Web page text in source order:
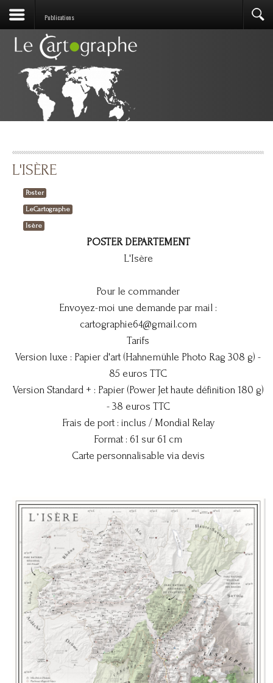
Publications
L'ISÈRE
Poster
LeCartographe
Isère
POSTER DEPARTEMENT
L'Isère
Pour le commander
Envoyez-moi une demande par mail :
cartographie64@gmail.com
Tarifs
Version luxe : Papier d'art (Hahnemühle Photo Rag 308 g) -
85 euros TTC
Version Standard + : Papier (Power Jet haute définition 180 g)
- 38 euros TTC
Frais de port : inclus / Mondial Relay
Format : 61 sur 61 cm
Carte personnalisable via devis